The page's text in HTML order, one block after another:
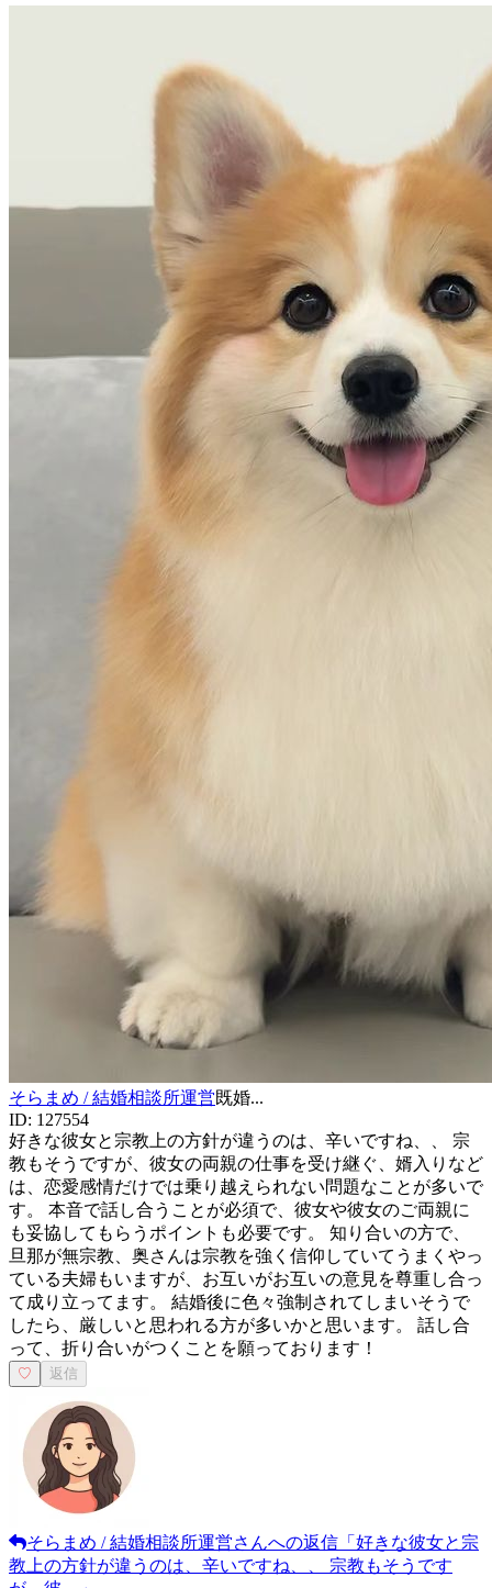
そらまめ / 結婚相談所運営既婚...
ID: 127554
好きな彼女と宗教上の方針が違うのは、辛いですね、、 宗
教もそうですが、彼女の両親の仕事を受け継ぐ、婿入りなど
は、恋愛感情だけでは乗り越えられない問題なことが多いで
す。 本音で話し合うことが必須で、彼女や彼女のご両親に
も妥協してもらうポイントも必要です。 知り合いの方で、
旦那が無宗教、奥さんは宗教を強く信仰していてうまくやっ
ている夫婦もいますが、お互いがお互いの意見を尊重し合っ
て成り立ってます。 結婚後に色々強制されてしまいそうで
したら、厳しいと思われる方が多いかと思います。 話し合
って、折り合いがつくことを願っております！
♡ 返信
そらまめ / 結婚相談所運営さんへの返信 「 好きな彼女と宗
教上の方針が違うのは、辛いですね、、 宗教もそうです